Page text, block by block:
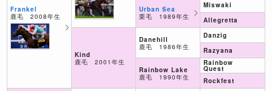
Frankel
鹿毛 2008年生
Kind
鹿毛 2001年生
Urban Sea
栗毛 1989年生
Danehill
鹿毛 1986年生
Rainbow Lake
鹿毛 1990年生
Miswaki
Allegretta
Danzig
Razyana
Rainbow
Quest
Rockfest